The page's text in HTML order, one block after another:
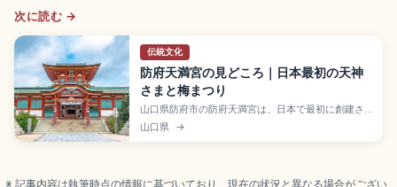
次に読む →
伝統文化
防府天満宮の見どころ｜日本最初の天神
さまと梅まつり
山口県防府市の防府天満宮は、日本で最初に創建さ
れた天神さまといわれ、学問の神様・菅原道真公を
祀る由緒ある神社です。梅の名所として知られる境
山口県 →
※ 記事内容は執筆時点の情報に基づいており、現在の状況と異なる場合がござい